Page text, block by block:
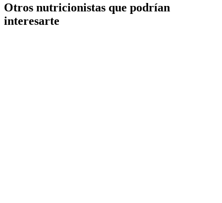
Otros nutricionistas que podrían
interesarte